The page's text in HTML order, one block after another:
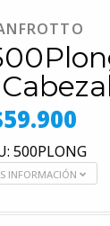
500PLONG
INFORMACIÓN